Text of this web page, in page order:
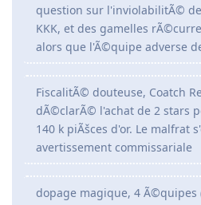
question sur l'inviolabilitÃ©
KKK, et des gamelles
alors que l'Ã©quipe adverse
FiscalitÃ© douteuse, Coatch
dÃ©clarÃ© l'achat de 2 stars
140 k piÃšces d'or. Le malfrat
avertissement commissariale
dopage magique, 4 Ã©quipes